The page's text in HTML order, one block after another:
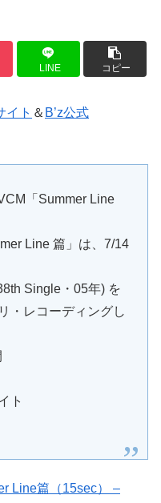
LINE コピー
イト ＆ B’z公式
「Summer Line
Line 篇」は、7/14
Single・05年) を
・レコーディングし
ト
Line篇（15sec） –